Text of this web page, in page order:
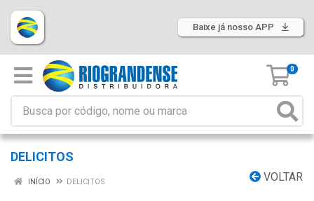
Baixe já nosso APP
0
DELICITOS
VOLTAR
INÍCIO DELICITOS